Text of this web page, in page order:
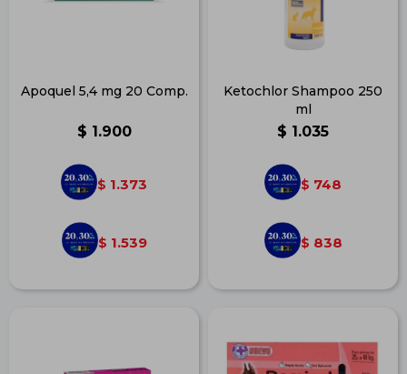
Apoquel 5,4 mg 20 Comp.
$ 1.900
$ 1.373
$ 1.539
Ketochlor Shampoo 250
ml
$ 1.035
$ 748
$ 838